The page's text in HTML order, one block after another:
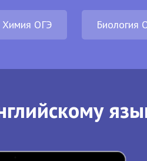
Химия ОГЭ Биология